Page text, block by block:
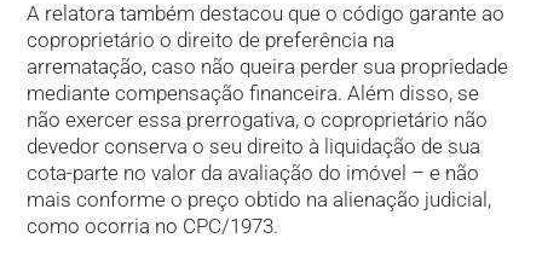
A relatora também destacou que o código garante ao
coproprietário o direito de preferência na
arrematação, caso não queira perder sua propriedade
mediante compensação financeira. Além disso, se
não exercer essa prerrogativa, o coproprietário não
devedor conserva o seu direito à liquidação de sua
cota-parte no valor da avaliação do imóvel – e não
mais conforme o preço obtido na alienação judicial,
como ocorria no CPC/1973.